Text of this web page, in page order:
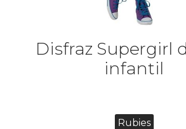
Disfraz Supergirl
infantil
Rubies